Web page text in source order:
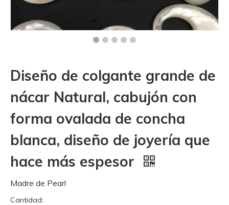
Diseño de colgante grande de
nácar Natural, cabujón con
forma ovalada de concha
blanca, diseño de joyería que
hace más espesor
Madre de Pearl
Cantidad: